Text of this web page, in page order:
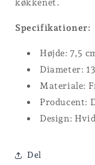
køkkenet.
Specifikationer:
Højde: 7,5
Diameter:
Materiale:
Producent:
Design:
Del